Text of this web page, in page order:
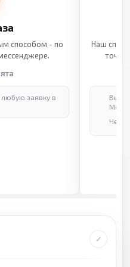
способом - по
заявку в
Наш